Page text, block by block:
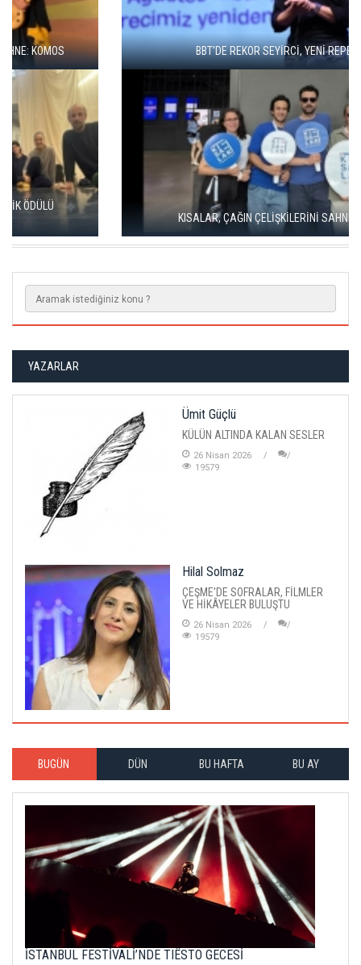
BBT’DE REKOR SEYİRCİ, YENİ REPERTUVAR
KISALAR, ÇAĞIN ÇELİŞKİLERİNİ SAHNEYE TAŞIYOR
YAZARLAR
Ümit Güçlü
KÜLÜN ALTINDA KALAN SESLER
26 Nisan 2026
19579
Hilal Solmaz
ÇEŞME'DE SOFRALAR, FİLMLER
VE HİKÂYELER BULUŞTU
26 Nisan 2026
19579
BUGÜN DÜN BU HAFTA BU AY
İSTANBUL FESTİVALİ’NDE TIËSTO GECESİ